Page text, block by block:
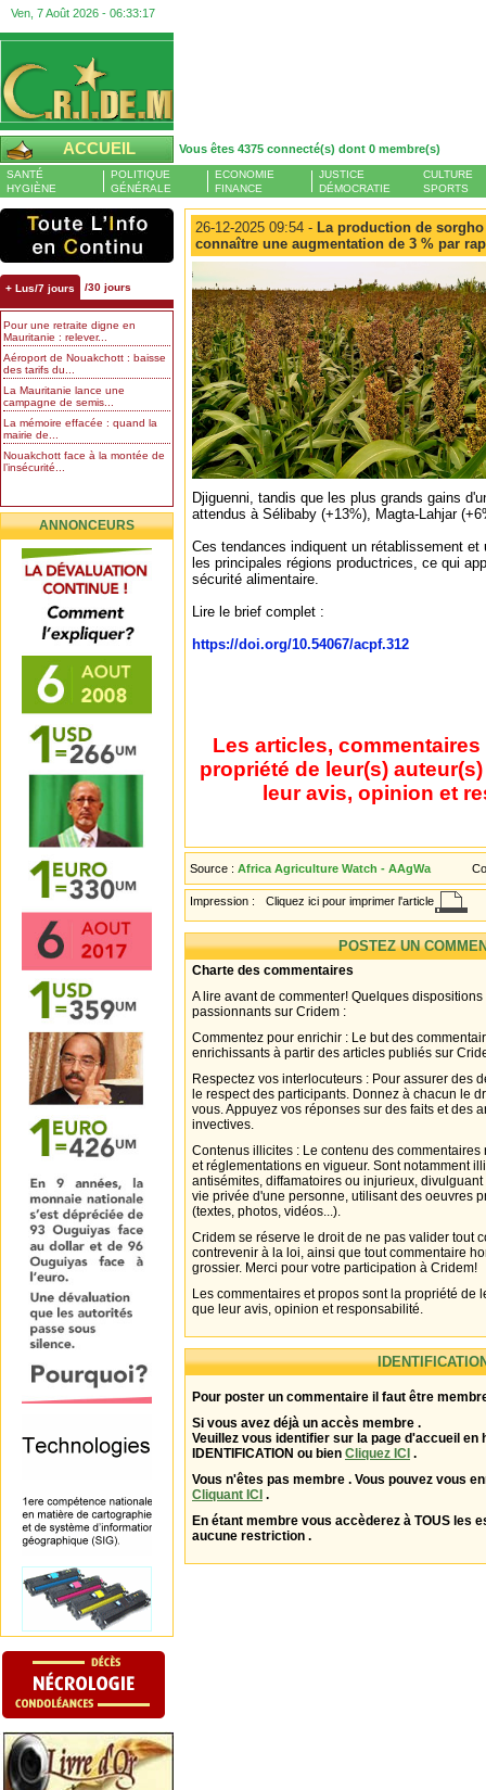
Ven, 7 Août 2026 - 06:33:18
ACCUEIL Vous êtes 4375 connecté(s) dont 0 membre(s)
SANTÉ
HYGIÈNE
POLITIQUE
GÉNÉRALE
ECONOMIE
FINANCE
JUSTICE
DÉMOCRATIE
CULTURE
SPORTS
+ Lus/7 jours /30 jours
Pour une retraite digne en
Mauritanie : relever...
Aéroport de Nouakchott : baisse
des tarifs du...
La Mauritanie lance une
campagne de semis...
La mémoire effacée : quand la
mairie de...
Nouakchott face à la montée de
l’insécurité...
ANNONCEURS
26-12-2025 09:54 - La production de
connaître une augmentation de 3 % par
Djiguenni, tandis que les plus grands gains
attendus à Sélibaby (+13%), Magta-Lahjar
Ces tendances indiquent un rétablissement et
les principales régions productrices, ce qui
sécurité alimentaire.
Lire le brief complet :
https://doi.org/10.54067/acpf.312
Les articles,
propriété de leur(s)
leur avis, opinion et
Source : Africa Agriculture Watch - AAgWa
Impression : Cliquez ici pour imprimer l'article
POSTEZ UN
Charte des commentaires
A lire avant de commenter! Quelques
passionnants sur Cridem :
Commentez pour enrichir : Le but des
enrichissants à partir des articles publiés sur
Respectez vos interlocuteurs : Pour assurer des
le respect des participants. Donnez à chacun le
vous. Appuyez vos réponses sur des faits et des
invectives.
Contenus illicites : Le contenu des
et réglementations en vigueur. Sont notamment
antisémites, diffamatoires ou injurieux,
vie privée d'une personne, utilisant des oeuvres
(textes, photos, vidéos...).
Cridem se réserve le droit de ne pas valider tout
contrevenir à la loi, ainsi que tout commentaire
grossier. Merci pour votre participation à Cridem!
Les commentaires et propos sont la propriété de
que leur avis, opinion et responsabilité.
Pour poster un commentaire il faut être
Si vous avez déjà un accès membre .
Veuillez vous identifier sur la page d'accueil en
IDENTIFICATION ou bien Cliquez ICI .
Vous n'êtes pas membre . Vous pouvez vous
Cliquant ICI .
En étant membre vous accèderez à TOUS les
aucune restriction .